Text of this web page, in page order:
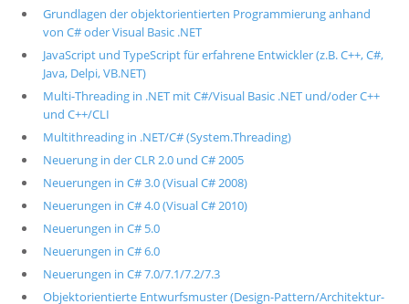
Grundlagen der objektorientierten Programmierung anhand
von C# oder Visual Basic .NET
JavaScript und TypeScript für erfahrene Entwickler (z.B. C++, C#,
Java, Delpi, VB.NET)
Multi-Threading in .NET mit C#/Visual Basic .NET und/oder C++
und C++/CLI
Multithreading in .NET/C# (System.Threading)
Neuerung in der CLR 2.0 und C# 2005
Neuerungen in C# 3.0 (Visual C# 2008)
Neuerungen in C# 4.0 (Visual C# 2010)
Neuerungen in C# 5.0
Neuerungen in C# 6.0
Neuerungen in C# 7.0/7.1/7.2/7.3
Objektorientierte Entwurfsmuster (Design-Pattern/Architektur-